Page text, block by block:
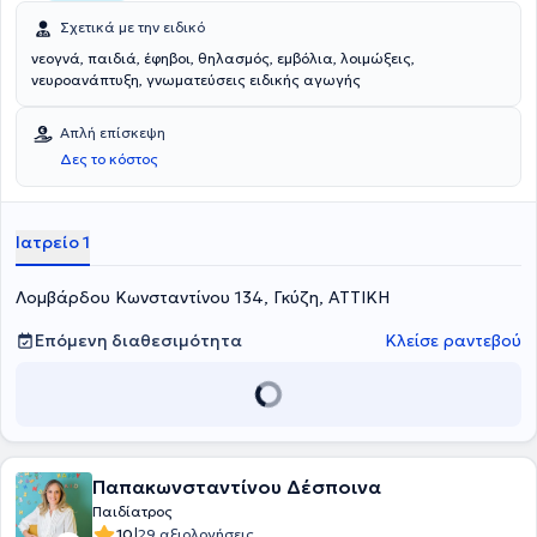
Σχετικά με την ειδικό
νεογνά, παιδιά, έφηβοι, θηλασμός, εμβόλια, λοιμώξεις,
νευροανάπτυξη, γνωματεύσεις ειδικής αγωγής
Απλή επίσκεψη
Δες το κόστος
Ιατρείο 1
Λομβάρδου Κωνσταντίνου 134, Γκύζη, ΑΤΤΙΚΗ
Επόμενη διαθεσιμότητα
Κλείσε ραντεβού
Παπακωνσταντίνου Δέσποινα
Παιδίατρος